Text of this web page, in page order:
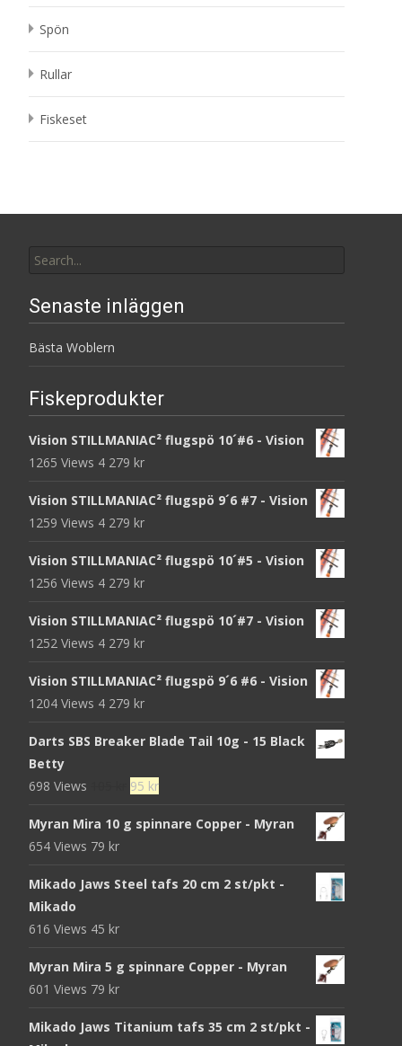
Spön
Rullar
Fiskeset
for:
Senaste inläggen
Bästa Woblern
Fiskeprodukter
Vision STILLMANIAC² flugspö 10´#6 - Vision
1265 Views 4 279 kr
Vision STILLMANIAC² flugspö 9´6 #7 - Vision
1259 Views 4 279 kr
Vision STILLMANIAC² flugspö 10´#5 - Vision
1256 Views 4 279 kr
Vision STILLMANIAC² flugspö 10´#7 - Vision
1252 Views 4 279 kr
Vision STILLMANIAC² flugspö 9´6 #6 - Vision
1204 Views 4 279 kr
Darts SBS Breaker Blade Tail 10g - 15 Black
Betty
698 Views
Det
priset
95 krDet
priset
Myran Mira 10 g spinnare Copper - Myran
654 Views 79 kr
Mikado Jaws Steel tafs 20 cm 2 st/pkt -
Mikado
616 Views 45 kr
Myran Mira 5 g spinnare Copper - Myran
601 Views 79 kr
Mikado Jaws Titanium tafs 35 cm 2 st/pkt -